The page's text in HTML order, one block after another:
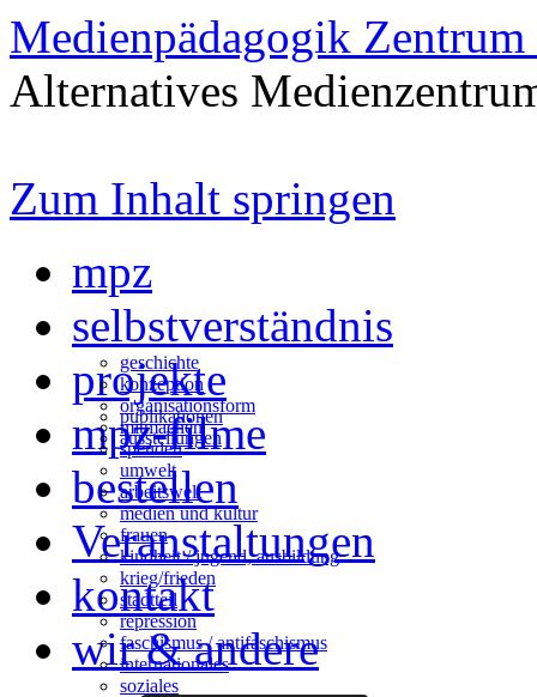
Medienpädagogik Zentrum
Alternatives
Zum Inhalt springen
mpz
selbstverständnis
geschichte
konzeption
organisationsform
mitmachen
spenden
projekte
publikationen
ausstellungen
mpz-filme
umwelt
arbeitswelt
medien und kultur
frauen
kindheit / jugend, ausbildung
krieg/frieden
stadtteil
repression
faschismus / antifaschismus
internationales
soziales
bestellen
Veranstaltungen
kontakt
wir & andere